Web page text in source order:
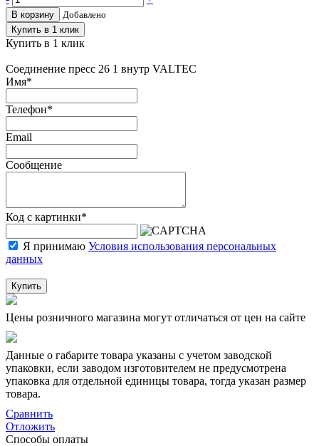
В корзину
Добавлено
Купить в 1 клик
Купить в 1 клик
Соединение пресс 26 1 внутр VALTEC
Имя*
Телефон*
Email
Сообщение
Код с картинки*
Я принимаю Условия использования персональных
данных
Купить
Цены розничного магазина могут отличаться от цен на сайте
Данные о габарите товара указаны с учетом заводской
упаковки, если заводом изготовителем не предусмотрена
упаковка для отдельной единицы товара, тогда указан размер
товара.
Сравнить
Отложить
Способы оплаты